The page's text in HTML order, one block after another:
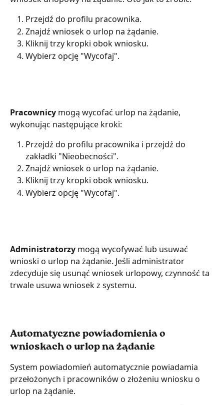
Przejdź do profilu pracownika.
Znajdź wniosek o urlop na żądanie.
Kliknij trzy kropki obok wniosku.
Wybierz opcję "Wycofaj".
Pracownicy mogą wycofać urlop na żądanie,
wykonując następujące kroki:
Przejdź do profilu pracownika i przejdź do
zakładki "Nieobecności".
Znajdź wniosek o urlop na żądanie.
Kliknij trzy kropki obok wniosku.
Wybierz opcję "Wycofaj".
Administratorzy mogą wycofywać lub usuwać
wnioski o urlop na żądanie. Jeśli administrator
zdecyduje się usunąć wniosek urlopowy, czynność ta
trwale usuwa wniosek z systemu.
Automatyczne powiadomienia o
wnioskach o urlop na żądanie
System powiadomień automatycznie powiadamia
przełożonych i pracowników o złożeniu wniosku o
urlop na żądanie.